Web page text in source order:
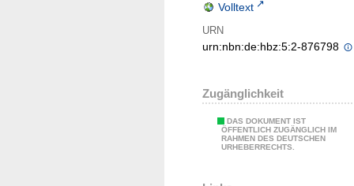
Volltext
URN
urn:nbn:de:hbz:5:2-876798
Zugänglichkeit
DAS DOKUMENT IST
ÖFFENTLICH ZUGÄNGLICH IM
RAHMEN DES DEUTSCHEN
URHEBERRECHTS.